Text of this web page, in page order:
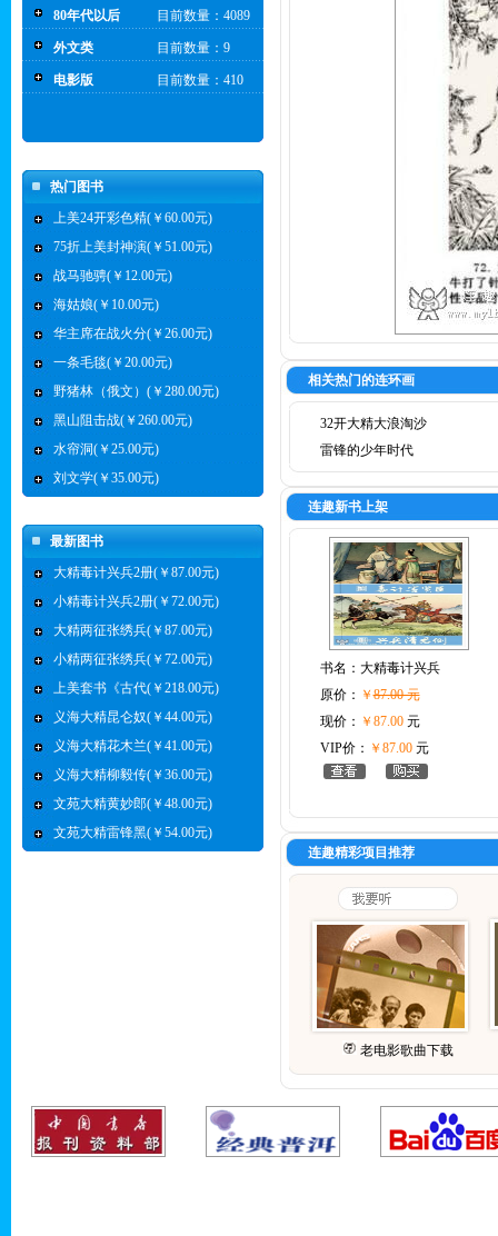
80年代以后 目前数量：4089
外文类 目前数量：9
电影版 目前数量：410
热门图书
上美24开彩色精(￥60.00元)
75折上美封神演(￥51.00元)
战马驰骋(￥12.00元)
海姑娘(￥10.00元)
华主席在战火分(￥26.00元)
一条毛毯(￥20.00元)
野猪林（俄文）(￥280.00元)
黑山阻击战(￥260.00元)
水帘洞(￥25.00元)
刘文学(￥35.00元)
最新图书
大精毒计兴兵2册(￥87.00元)
小精毒计兴兵2册(￥72.00元)
大精两征张绣兵(￥87.00元)
小精两征张绣兵(￥72.00元)
上美套书《古代(￥218.00元)
义海大精昆仑奴(￥44.00元)
义海大精花木兰(￥41.00元)
义海大精柳毅传(￥36.00元)
文苑大精黄妙郎(￥48.00元)
文苑大精雷锋黑(￥54.00元)
相关热门的连环画
32开大精大浪淘沙
雷锋的少年时代
连趣新书上架
书名： 大精毒计兴兵
原价： ￥87.00 元
现价： ￥87.00元
VIP价： ￥87.00元
连趣精彩项目推荐
老电影歌曲下载